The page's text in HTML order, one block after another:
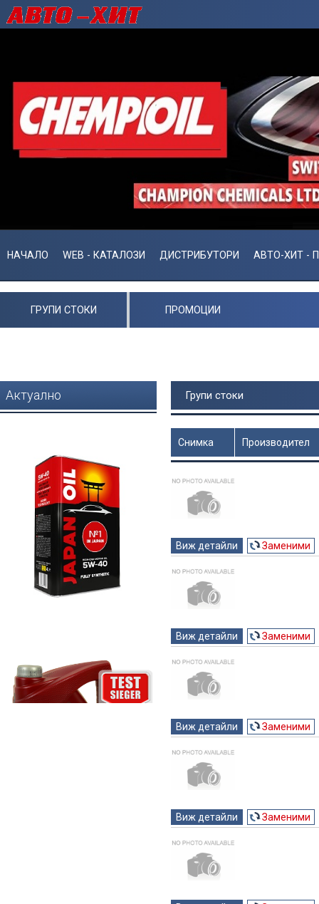
НАЧАЛО WEB - КАТАЛОЗИ ДИСТРИБУТОРИ АВТО-ХИТ -
ГРУПИ СТОКИ ПРОМОЦИИ
Актуално Групи стоки
Снимка Производител
Виж детайли Заменими
Виж детайли Заменими
Виж детайли Заменими
Виж детайли Заменими